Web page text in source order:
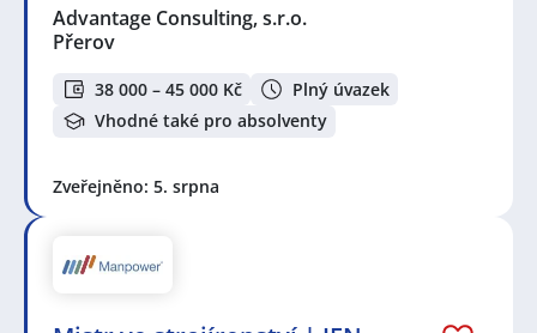
Advantage Consulting, s.r.o.
Přerov
38 000 – 45 000 Kč
Plný úvazek
Vhodné také pro absolventy
Zveřejněno: 5. srpna